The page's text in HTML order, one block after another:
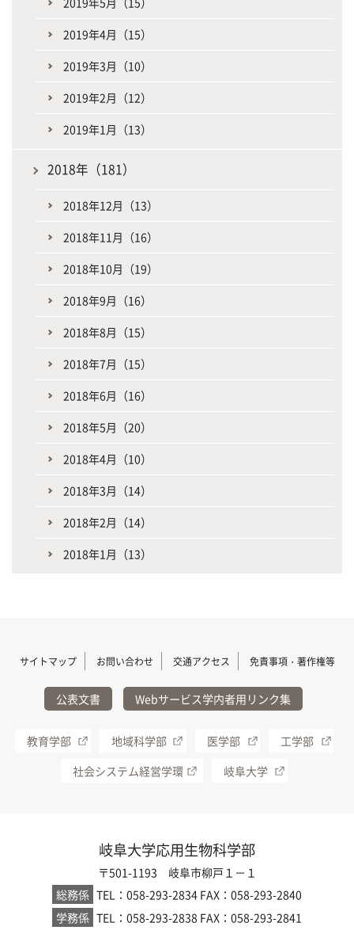
2019年4月（15）
2019年3月（10）
2019年2月（12）
2019年1月（13）
2018年（181）
2018年12月（13）
2018年11月（16）
2018年10月（19）
2018年9月（16）
2018年8月（15）
2018年7月（15）
2018年6月（16）
2018年5月（20）
2018年4月（10）
2018年3月（14）
2018年2月（14）
2018年1月（13）
サイトマップ お問い合わせ 交通アクセス 免責事項・著作権等
公表文書 Webサービス学内者用リンク集
教育学部 地域科学部 医学部
工学部
社会システム経営学環
岐阜大学
岐阜大学応用生物科学部
〒501-1193 岐阜市柳戸１－１
総務係 TEL：058-293-2834 FAX：058-293-2840
学務係 TEL：058-293-2838 FAX：058-293-2841